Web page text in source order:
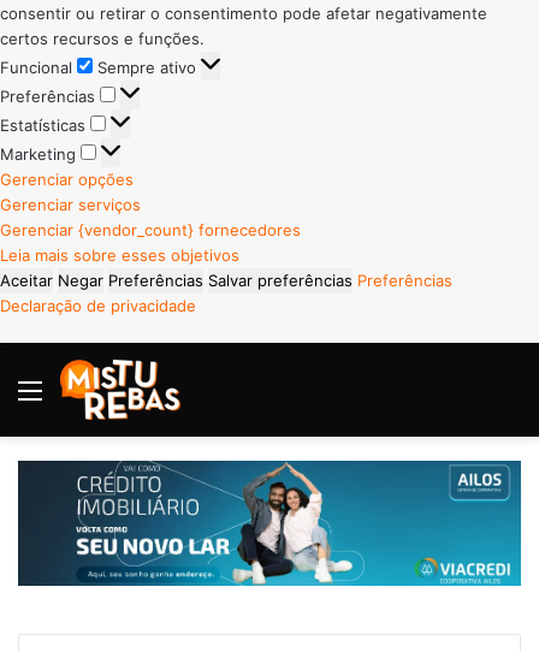
consentir ou retirar o consentimento pode afetar negativamente
certos recursos e funções.
Funcional
Funcional
Sempre ativo
Preferências
Preferências
Estatísticas
Estatísticas
Marketing
Marketing
Gerenciar opções
Gerenciar serviços
Gerenciar {vendor_count} fornecedores
Leia mais sobre esses objetivos
Aceitar Negar Preferências Salvar preferências Preferências
Declaração de privacidade
Menu